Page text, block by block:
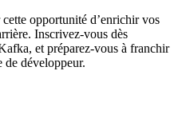
opportunité d’enrichir vos
Inscrivez-vous dès
et préparez-vous à franchir
de développeur.